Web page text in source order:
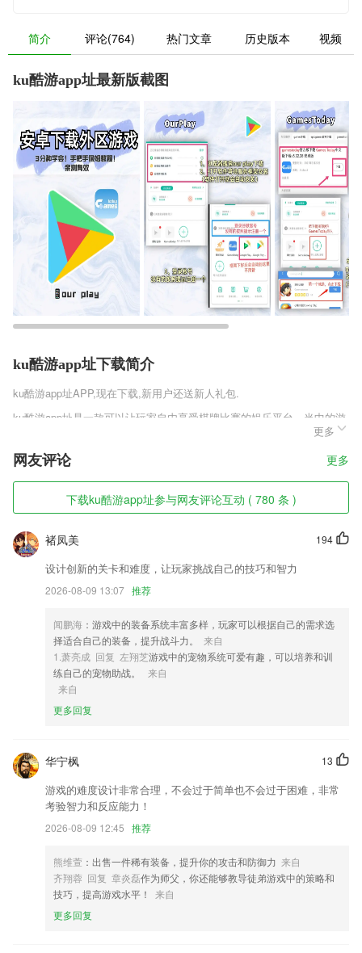
简介 评论(764) 热门文章 历史版本 视频
ku酷游app址最新版截图
ku酷游app址下载简介
ku酷游app址APP,现在下载,新用户还送新人礼包.
ku酷游app址是一款可以让玩家自由享受棋牌比赛的娱乐平台，当中的游
戏规则玩法十分多样，而且都是十分经典的，可以让玩家在这里释放自己
的身心，享受到棋牌带给你的欢乐，十分多样的游戏主题，玩家可以在这
里随时切换，根据自身喜好来选择不同的赛场，赢得更多的游戏福利。
ku酷游app址软件特色
1,如果您无法为图片选择任何单个滤镜，而不使用该模式，您会感到惊
讶！与您的朋友分享结果
2,真人语音播报
3,【同城家长互动】
5,自助提交表单，统一分配管理。
6,丰富：包括路况信息、图片信息、简易图以及文字信息等
ku酷游app址软件优势
1.·提升专业度&知名度，加入场馆，线上教学管理
3.【1】课程资源可以下载，即使没网也不会影响学习；
4.采用在线直播+录播模式授课，在线题库，摆脱传统教学时间、空间的
5.在线可以自主的完成所有的作业，老师都可以直接在平台内进行批改，
6.支持学生把老师直播的课程保存到手机本地，课外时间也能够复习巩
ku酷游app址更新了什么?
更多
网友评论 更多
下载ku酷游app址参与网友评论互动 ( 780 条 )
194
褚凤美
设计创新的关卡和难度，让玩家挑战自己的技巧和智力
2026-08-09 13:07 推荐
闻鹏海 ：游戏中的装备系统丰富多样，玩家可以根据自己的需求选
择适合自己的装备，提升战斗力。
来自
1.萧亮成 回复 左翔芝游戏中的宠物系统可爱有趣，可以培养和训
练自己的宠物助战。
来自
来自
更多回复
13
华宁枫
游戏的难度设计非常合理，不会过于简单也不会过于困难，非常
考验智力和反应能力！
2026-08-09 12:45 推荐
熊维萱 ：出售一件稀有装备，提升你的攻击和防御力 来自
齐翔蓉 回复 章炎磊作为师父，你还能够教导徒弟游戏中的策略和
技巧，提高游戏水平！
来自
更多回复